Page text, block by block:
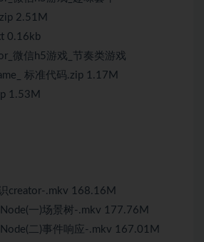
2.51M
0.16kb
微信h5游戏_节奏类游戏
标准代码.zip 1.17M
1.53M
creator-.mkv 168.16M
一)场景树-.mkv 177.76M
二)事件响应-.mkv 167.01M